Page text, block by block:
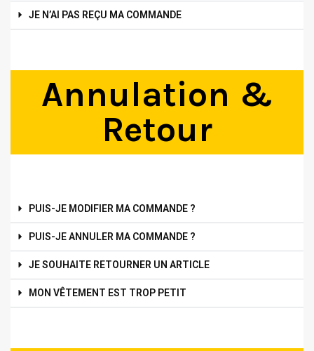
JE N’AI PAS REÇU MA COMMANDE
Annulation &
Retour
PUIS-JE MODIFIER MA COMMANDE ?
PUIS-JE ANNULER MA COMMANDE ?
JE SOUHAITE RETOURNER UN ARTICLE
MON VÊTEMENT EST TROP PETIT